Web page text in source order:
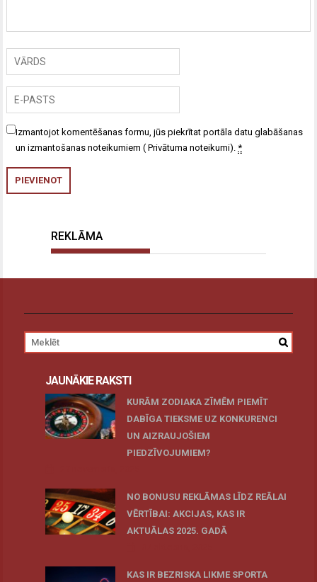
Izmantojot komentēšanas formu, jūs piekrītat portāla datu glabāšanas
un izmantošanas noteikumiem ( Privātuma noteikumi).*
REKLĀMA
JAUNĀKIE RAKSTI
KURĀM ZODIAKA ZĪMĒM PIEMĪT
DABĪGA TIEKSME UZ KONKURENCI
UN AIZRAUJOŠIEM
PIEDZĪVOJUMIEM?
NO BONUSU REKLĀMAS LĪDZ REĀLAI
VĒRTĪBAI: AKCIJAS, KAS IR
AKTUĀLAS 2025. GADĀ
KAS IR BEZRISKA LIKME SPORTA